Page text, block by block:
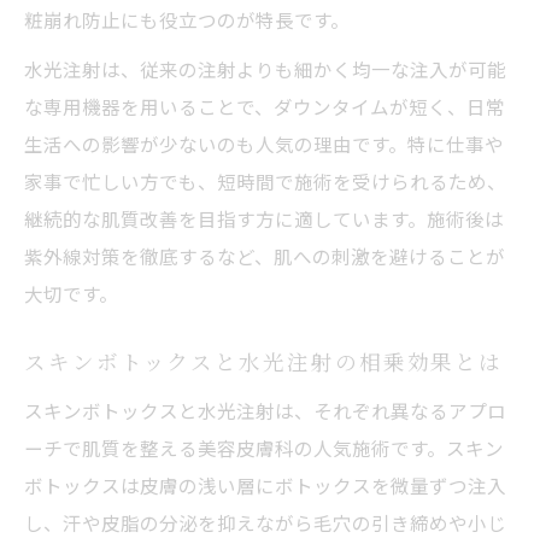
粧崩れ防止にも役立つのが特長です。
水光注射は、従来の注射よりも細かく均一な注入が可能
な専用機器を用いることで、ダウンタイムが短く、日常
生活への影響が少ないのも人気の理由です。特に仕事や
家事で忙しい方でも、短時間で施術を受けられるため、
継続的な肌質改善を目指す方に適しています。施術後は
紫外線対策を徹底するなど、肌への刺激を避けることが
大切です。
スキンボトックスと水光注射の相乗効果とは
スキンボトックスと水光注射は、それぞれ異なるアプロ
ーチで肌質を整える美容皮膚科の人気施術です。スキン
ボトックスは皮膚の浅い層にボトックスを微量ずつ注入
し、汗や皮脂の分泌を抑えながら毛穴の引き締めや小じ